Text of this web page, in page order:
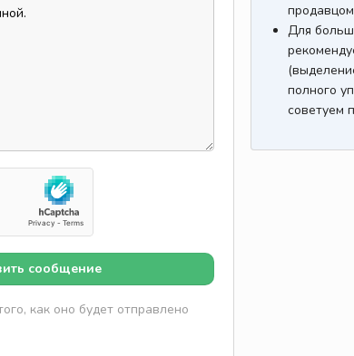
сообщение
как оно будет отправлено
Для
полного
советуем